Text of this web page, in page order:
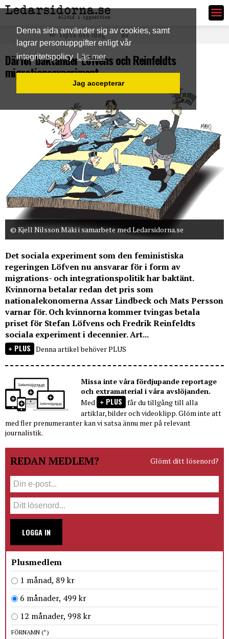
Denna sida använder sig av cookies, samt
lagrar personuppgifter enligt vår
integritetspolicy Läs mer
Jag accepterar
Ledarsidorna.se
Tipsa oss idag
Därför baktänder Löfvens och Reinfeldts
migrationsexperiment
© Kjell Nilsson Mäki i samarbete med Ledarsidorna.se
Det sociala experiment som den feministiska
regeringen Löfven nu ansvarar för i form av
migrations- och integrationspolitik har baktänt.
Kvinnorna betalar redan det pris som
nationalekonomerna Assar Lindbeck och Mats Persson
varnar för. Och kvinnorna kommer tvingas betala
priset för Stefan Löfvens och Fredrik Reinfeldts
sociala experiment i decennier. Art...
PLUS Denna artikel behöver PLUS
Missa inte våra fördjupande reportage
och extramaterial i våra avslöjanden.
Med
PLUS får du tillgång till alla
artiklar, bilder och videoklipp. Glöm inte att
med fler prenumeranter kan vi satsa ännu mer på relevant
journalistik.
REDAN MEDLEM? Glömt ditt lösenord?
LOGGA IN
Plusmedlem
1 månad, 89 kr
6 månader, 499 kr
12 månader, 998 kr
FÖRNAMN (*)